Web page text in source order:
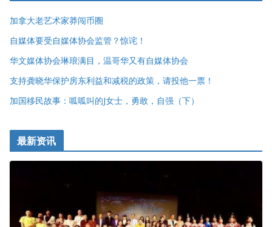
加拿大老艺术家莽闯币圈
自媒体要受自媒体协会监管？惊诧！
华文媒体协会琳琅满目，温哥华又有自媒体协会
支持龚晓华保护房东利益和减税的政策，请投他一票！
加国移民故事：呱呱叫的J女士，勇敢，自强（下）
最新资讯